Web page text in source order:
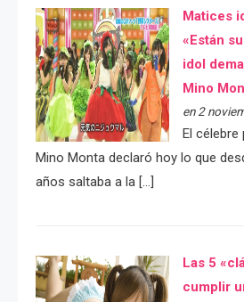
Matices
«Están
idol
Mino
en 2
El
Mino Monta declaró hoy lo que
años saltaba a la […]
Las 5
cumplir